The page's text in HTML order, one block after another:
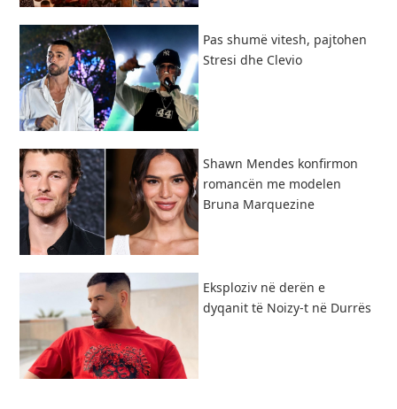
Pas shumë vitesh, pajtohen
Stresi dhe Clevio
Shawn Mendes konfirmon
romancën me modelen
Bruna Marquezine
Eksploziv në derën e
dyqanit të Noizy-t në Durrës